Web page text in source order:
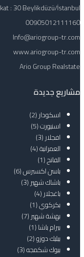
kat : 30 Beylikdüzü/İstanbul
00905012111160
Info@ariogroup-tr.com
www.ariogroup-tr.com
Ario Group Realstate
مشاريع جديدة
اسكودار(2)
اسنيورت(5)
افجلار(3)
العمرانية(4)
الفاتح(1)
باسن اكسبرس(6)
باشاك شهير(3)
باغجلار(4)
بكركوي(1)
بهشة شهير(7)
بيرام باشا(1)
بيليك دوزو(2)
بيوك شكمجه(3)